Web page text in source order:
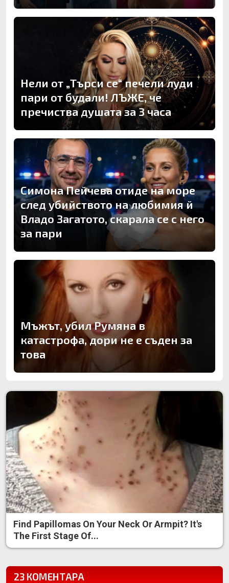
Нели от „Търси се“ печели луди
пари от будали! ЛЪЖЕ, че
пречиства душата за 3 часа
Симона Пейчева отиде на море
след убийството на любимия й
Владо Загатото, скарала се с него
за пари
Мъжът, убил Румяна в
катастрофа, дори не е съден за
това
Find Papillomas On Your Neck Or Armpit? It's
The First Stage Of...
23 КОМЕНТАРА